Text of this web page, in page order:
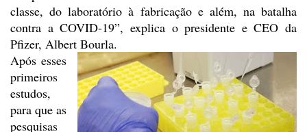
classe, do laboratório à fabricação e além, na batalha
contra a COVID-19”, explica opresidente e CEO da
Pfizer, Albert Bourla.
Após esses
primeiros
estudos,
para que as
pesquisas